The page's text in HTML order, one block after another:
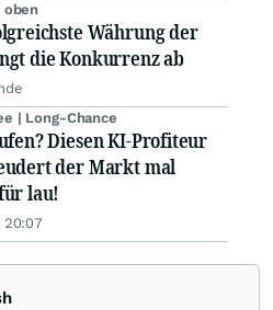
oben
Währung der
die Konkurrenz ab
| Long-Chance
Diesen KI-Profiteur
der Markt mal
lau!
20:07